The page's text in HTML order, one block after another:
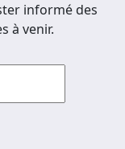
informé des
à venir.